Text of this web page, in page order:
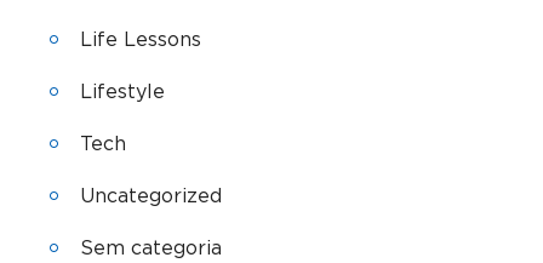
Life Lessons
Lifestyle
Tech
Uncategorized
Sem categoria